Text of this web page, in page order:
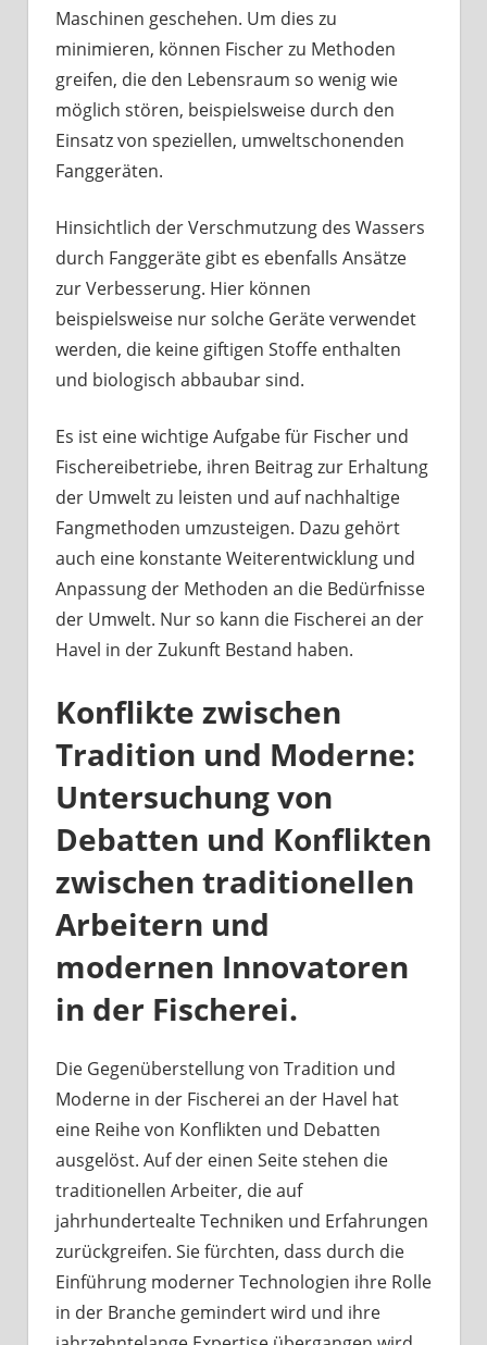
Maschinen geschehen. Um dies zu
minimieren, können Fischer zu Methoden
greifen, die den Lebensraum so wenig wie
möglich stören, beispielsweise durch den
Einsatz von speziellen, umweltschonenden
Fanggeräten.
Hinsichtlich der Verschmutzung des Wassers
durch Fanggeräte gibt es ebenfalls Ansätze
zur Verbesserung. Hier können
beispielsweise nur solche Geräte verwendet
werden, die keine giftigen Stoffe enthalten
und biologisch abbaubar sind.
Es ist eine wichtige Aufgabe für Fischer und
Fischereibetriebe, ihren Beitrag zur Erhaltung
der Umwelt zu leisten und auf nachhaltige
Fangmethoden umzusteigen. Dazu gehört
auch eine konstante Weiterentwicklung und
Anpassung der Methoden an die Bedürfnisse
der Umwelt. Nur so kann die Fischerei an der
Havel in der Zukunft Bestand haben.
Konflikte zwischen
Tradition und Moderne:
Untersuchung von
Debatten und Konflikten
zwischen traditionellen
Arbeitern und
modernen Innovatoren
in der Fischerei.
Die Gegenüberstellung von Tradition und
Moderne in der Fischerei an der Havel hat
eine Reihe von Konflikten und Debatten
ausgelöst. Auf der einen Seite stehen die
traditionellen Arbeiter, die auf
jahrhundertealte Techniken und Erfahrungen
zurückgreifen. Sie fürchten, dass durch die
Einführung moderner Technologien ihre Rolle
in der Branche gemindert wird und ihre